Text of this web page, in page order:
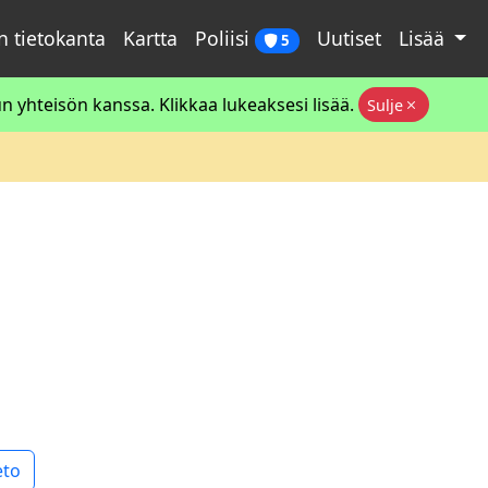
tietokanta Kartta Poliisi 5 Uutiset Lisää
yhteisön kanssa. Klikkaa lukeaksesi lisää. Sulje